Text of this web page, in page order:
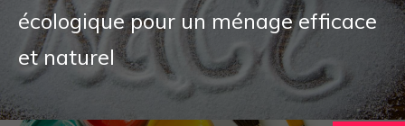
écologique pour un ménage efficace
et naturel